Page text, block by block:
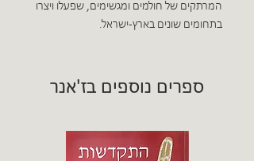
המרתקים של חולמים ומגשימים, שפעלו ויצרו
בתחומים שונים בארץ-ישראל.
ספרים נוספים בז'אנר